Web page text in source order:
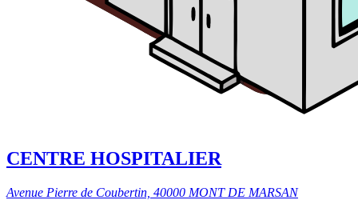
CENTRE HOSPITALIER
Avenue Pierre de Coubertin, 40000 MONT DE MARSAN